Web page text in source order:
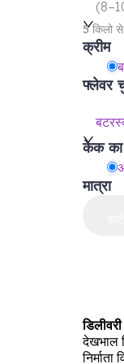
(
5 किलो
क्रीम
फ्लेवर
केक का
मात्रा
देखभाल
निर्माता